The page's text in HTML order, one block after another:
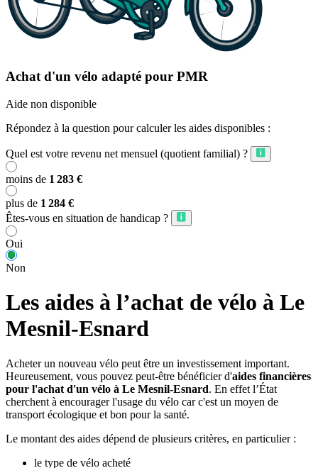
Achat d'un vélo adapté pour PMR
Aide non disponible
Répondez à la question pour calculer les aides disponibles :
Quel est votre revenu net mensuel (quotient familial) ?
moins de 1 283 €
plus de 1 284 €
Êtes-vous en situation de handicap ?
Oui
Non
Les aides à l’achat de vélo à Le
Mesnil-Esnard
Acheter un nouveau vélo peut être un investissement important.
Heureusement, vous pouvez peut-être bénéficier d'aides financières
pour l'achat d'un vélo à Le Mesnil-Esnard. En effet l’État
cherchent à encourager l'usage du vélo car c'est un moyen de
transport écologique et bon pour la santé.
Le montant des aides dépend de plusieurs critères, en particulier :
le type de vélo acheté